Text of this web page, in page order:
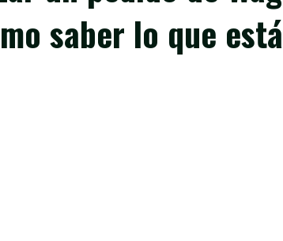
saber lo que